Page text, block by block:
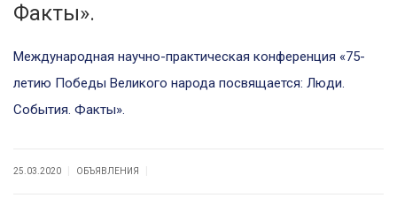
Факты».
Международная научно-практическая конференция «75-
летию Победы Великого народа посвящается: Люди.
События. Факты».
25.03.2020 ОБЪЯВЛЕНИЯ